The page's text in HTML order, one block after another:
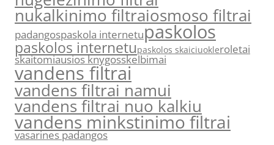
nukalkinimo filtraiosmoso filtrai
padangospaskola internetupaskolos
paskolos internetupaskolos skaiciuokleroletai
skaitomiausios knygosskelbimai
vandens filtrai
vandens filtrai namui
vandens filtrai nuo kalkiu
vandens minkstinimo filtrai
vasarines padangos